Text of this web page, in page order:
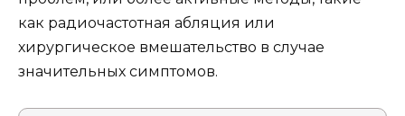
как радиочастотная абляция или
хирургическое вмешательство в случае
значительных симптомов.